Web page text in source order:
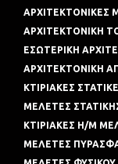
ΑΡΧΙΤΕΚΤΟΝΙΚΕΣ
ΑΡΧΙΤΕΚΤΟΝΙΚΗ
ΕΣΩΤΕΡΙΚΗ
ΑΡΧΙΤΕΚΤΟΝΙΚΗ
ΚΤΙΡΙΑΚΕΣ
ΜΕΛΕΤΕΣ
ΚΤΙΡΙΑΚΕΣ Η/Μ
ΜΕΛΕΤΕΣ